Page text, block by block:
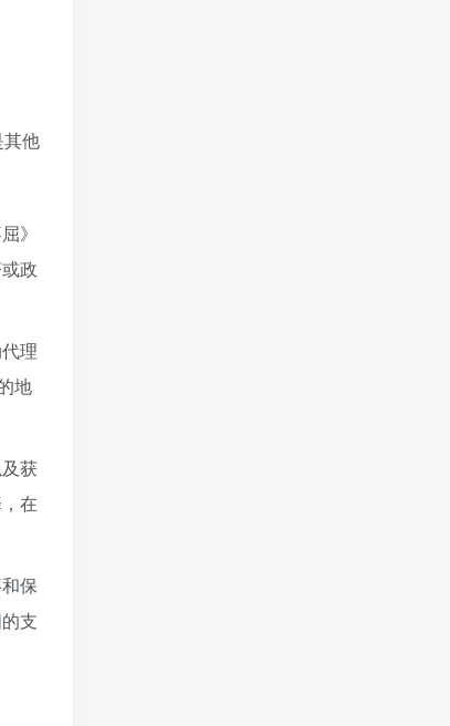
他
》
政
理
地
获
在
保
支